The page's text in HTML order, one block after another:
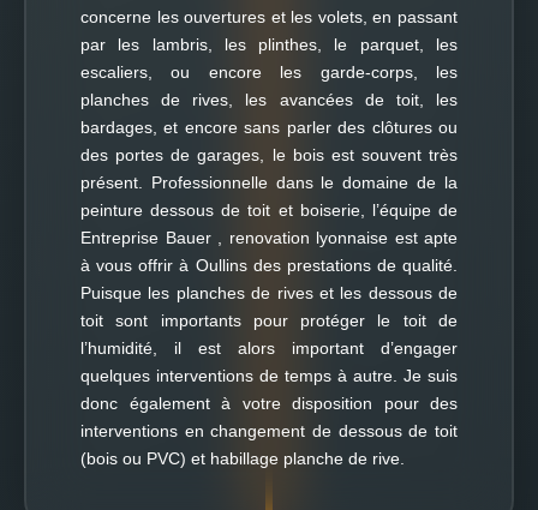
concerne les ouvertures et les volets, en passant
par les lambris, les plinthes, le parquet, les
escaliers, ou encore les garde-corps, les
planches de rives, les avancées de toit, les
bardages, et encore sans parler des clôtures ou
des portes de garages, le bois est souvent très
présent. Professionnelle dans le domaine de la
peinture dessous de toit et boiserie, l’équipe de
Entreprise Bauer , renovation lyonnaise est apte
à vous offrir à Oullins des prestations de qualité.
Puisque les planches de rives et les dessous de
toit sont importants pour protéger le toit de
l’humidité, il est alors important d’engager
quelques interventions de temps à autre. Je suis
donc également à votre disposition pour des
interventions en changement de dessous de toit
(bois ou PVC) et habillage planche de rive.